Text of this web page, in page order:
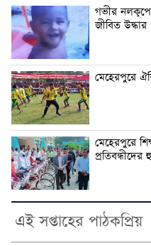
গভীর
জীবিত উদ্ধার
মেহেরপুরে
মেহেরপুরে
এই সপ্তাহের পাঠকপ্রিয়